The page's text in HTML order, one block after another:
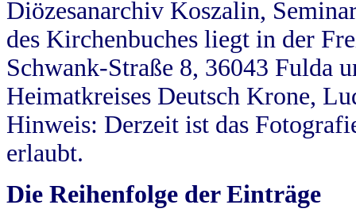
Diözesanarchiv Koszalin,
des Kirchenbuches liegt in der
Schwank-Straße 8, 36043 Fulda
Heimatkreises Deutsch Krone,
Hinweis: Derzeit ist das
erlaubt.
Die Reihenfolge der Einträge